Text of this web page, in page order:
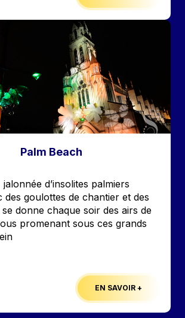
Palm Beach
d’insolites palmiers
des goulottes de chantier et des
donne chaque soir des airs de
promenant sous ces grands
EN SAVOIR +